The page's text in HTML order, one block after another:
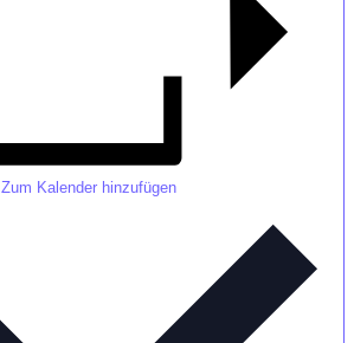
Zum Kalender hinzufügen